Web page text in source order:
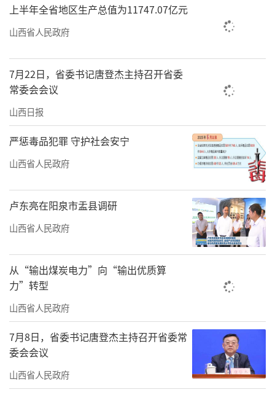
来都心情舒畅。”村民陈玉梅说。她是村里
的“星级文明户”，春节期间把自家收拾得十
玻璃上的福字红得正艳。
之前的任家小村是出了名的“脏乱差”。
该村养羊户多，羊群每天进出村子，附近草木
被啃食殆尽，到处都是羊粪。夏天的时候，蚊
虫特别多，有的村民因此患上肝炎、痢疾等疾
病。对此，任家小村积极行动，开展人居环境
整治，号召全体村民清理自家院落和门前卫
生，组建清洁队伍，进行常态化环境管理。现
在，村子变了样，街头巷尾干净整洁。
云州区以垃圾治理“小切口”，推动人居
环境“大改善”。经过多轮集中整治，全区累
计清理积存垃圾6.4万吨，取缔了27个垃圾填埋
点，用垃圾箱替代183个露天垃圾池。建立长效
机制，村、乡、区三级协同发力，实现农村垃
圾的“应收尽收、应转尽转”。目前，全区农
村垃圾转运量基本实现了与农村常住人口数量
上半年全省地区生产总值为11747.07亿元
山西省人民政府
7月22日，省委书记唐登杰主持召开省委
常委会会议
山西日报
严惩毒品犯罪 守护社会安宁
山西省人民政府
卢东亮在阳泉市盂县调研
山西省人民政府
从“输出煤炭电力”向“输出优质算
力”转型
山西省人民政府
7月8日，省委书记唐登杰主持召开省委常
委会会议
山西省人民政府